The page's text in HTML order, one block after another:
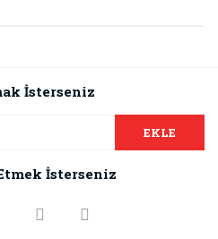
ederiz.
veya görüntülenemiyor.
İsterseniz
EKLE
İsterseniz